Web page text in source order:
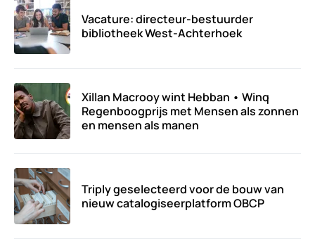
Vacature: directeur-bestuurder
bibliotheek West-Achterhoek
Xillan Macrooy wint Hebban • Winq
Regenboogprijs met Mensen als zonnen
en mensen als manen
Triply geselecteerd voor de bouw van
nieuw catalogiseerplatform OBCP